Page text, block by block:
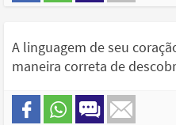
A linguagem de seu
maneira correta de